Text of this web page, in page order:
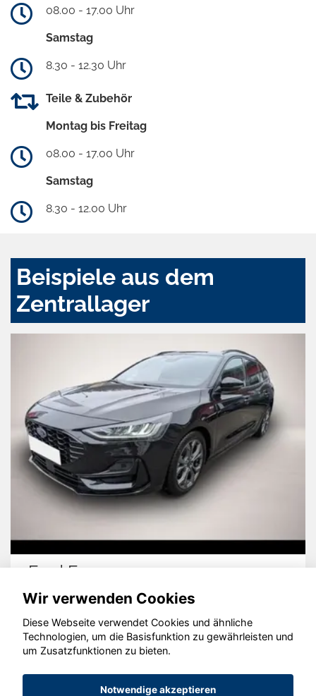
08.00 - 17.00 Uhr
Samstag
8.30 - 12.30 Uhr
Teile & Zubehör
Montag bis Freitag
08.00 - 17.00 Uhr
Samstag
8.30 - 12.00 Uhr
Beispiele aus dem
Zentrallager
Ford Focus
© konjunkturmotor.de GmbH 2020 - 2026
Wir verwenden Cookies
Diese Webseite verwendet Cookies und ähnliche
Technologien, um die Basisfunktion zu gewährleisten und
um Zusatzfunktionen zu bieten.
Notwendige akzeptieren